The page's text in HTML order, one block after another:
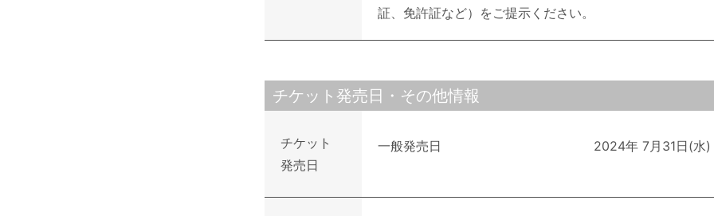
証、免許証など）をご提示ください。
チケット発売日・その他情報
チケット
発売日
一般発売日 2024年 7月31日(水)